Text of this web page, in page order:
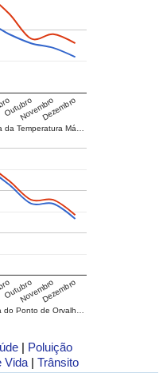
da Temperatura Má…
OutubroNovembroDezembro
do Ponto de Orvalh…
OutubroNovembroDezembro
| Poluição
Vida |Trânsito